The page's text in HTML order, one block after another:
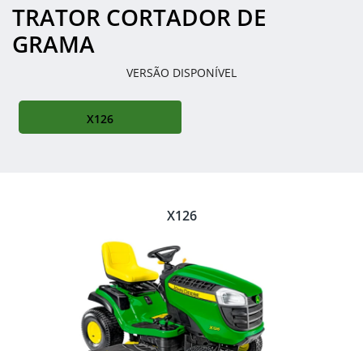
TRATOR CORTADOR DE
GRAMA
VERSÃO DISPONÍVEL
X126
X126